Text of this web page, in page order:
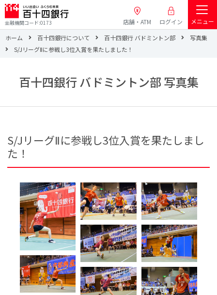
金融機関コード:0173 店舗・ATM ログイン
メニュー
ホーム
百十四銀行について 百十四銀行 バドミントン部
写真集
S/JリーグⅡに参戦し3位入賞を果たしました！
百十四銀行 バドミントン部 写真集
S/JリーグⅡに参戦し3位入賞を果たしまし
た！